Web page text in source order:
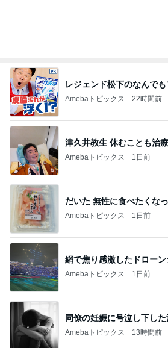
レジェンド松下のなんでも
Amebaトピックス 22時間前
津久井教生 休むことも治
Amebaトピックス 1日前
だいた 無性に食べたくな
Amebaトピックス 1日前
網で焦り感激したドロー
Amebaトピックス 1日前
同僚の妊娠に号泣し下し
Amebaトピックス 13時間前